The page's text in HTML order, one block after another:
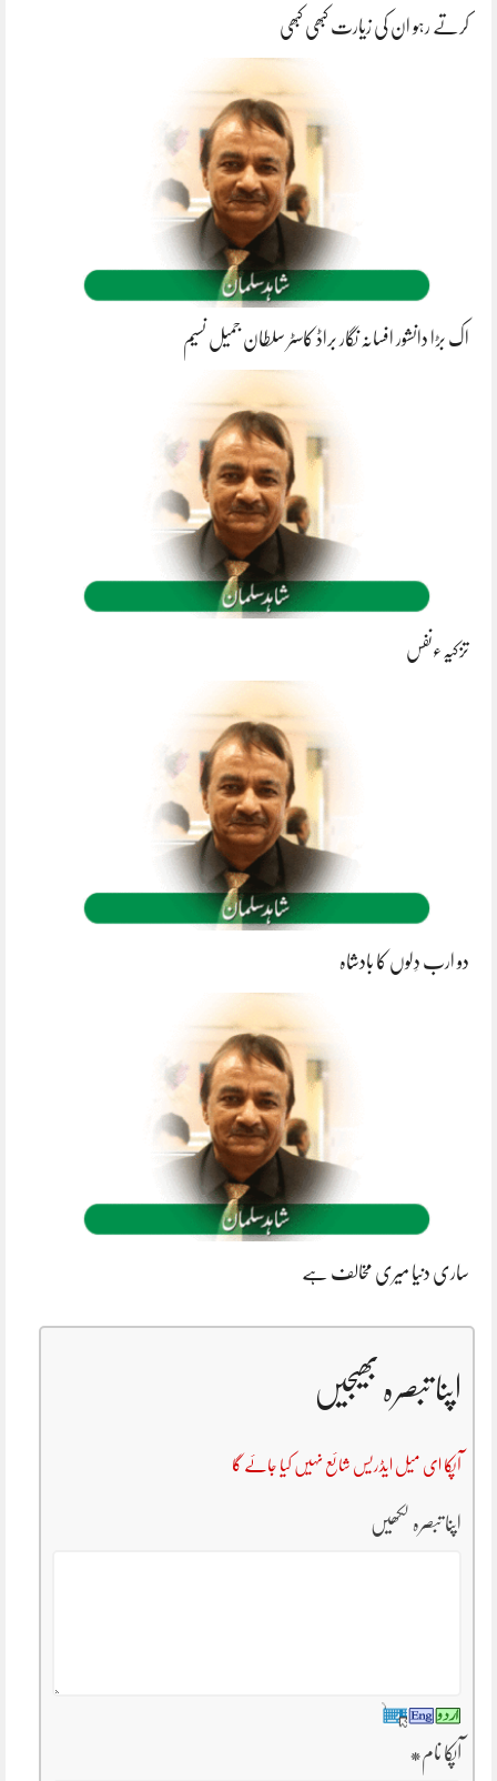
کرتے رہو ان کی زیارت کبھی کبھی
اک بڑا دانشور افسانہ نگار براڈ کاسٹر سلطان جمیل نسیم
تزکیہءنفس
دو ارب دِلوں کا بادشاہ
ساری دنیا میری مخالف ہے
اپنا تبصرہ بھیجیں
آپکا ای میل ایڈریس شائع نہیں کیا جائے گا
اپنا تبصرہ لکھیں
آپکا نام*